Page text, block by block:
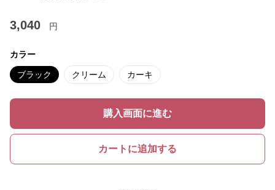
3,040 円
カラー
ブラック クリーム カーキ
購入画面に進む
カートに追加する